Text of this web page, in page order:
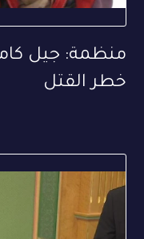
منظمة: جيل
خطر القتل